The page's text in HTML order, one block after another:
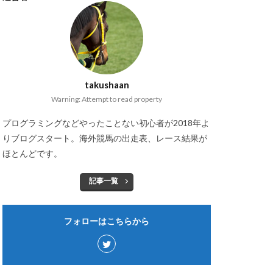
takushaan
Warning: Attempt to read property
プログラミングなどやったことない初心者が2018年よ
りブログスタート。海外競馬の出走表、レース結果が
ほとんどです。
記事一覧
フォローはこちらから